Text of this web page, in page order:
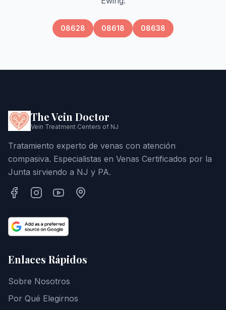
08628 08618 08638
The Vein Doctor
Vein Treatment Centers of NJ
Tratamiento experto de venas con atención
compasiva. Especialistas en Venas Certificados por la
Junta sirviendo a NJ y PA.
Enlaces Rápidos
Sobre Nosotros
Por Qué Elegirnos